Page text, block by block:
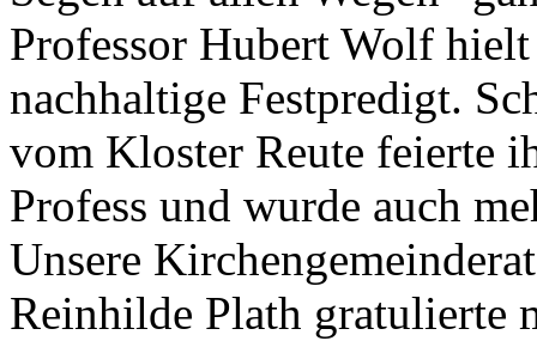
Professor Hubert Wolf hielt
nachhaltige Festpredigt.
vom Kloster Reute feierte
Profess und wurde auch
Unsere
Reinhilde Plath gratulierte